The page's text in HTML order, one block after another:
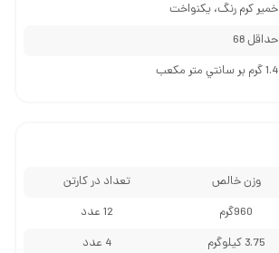
خمیر کرم رنگ، يكنواخت
حداقل 68
1.4 گرم بر سانتي متر مكعب
وزن خالص
تعداد در کارتن
960گرم
12 عدد
3.75 کیلوگرم
4 عدد